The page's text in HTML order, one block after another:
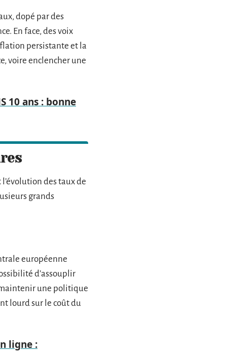
dopé par des
En face, des voix
persistante et la
voire enclencher une
10 ans : bonne
des taux de
grands
européenne
d’assouplir
maintenir une politique
lourd sur le coût du
ligne :